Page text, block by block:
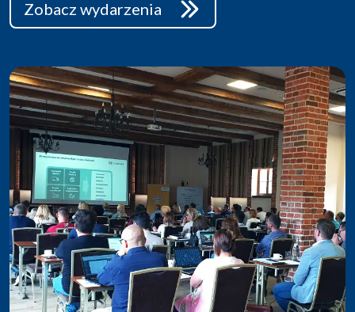
Zobacz wydarzenia